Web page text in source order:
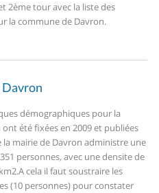
2ème tour avec la liste des
la commune de Davron.
démographiques pour la
été fixées en 2009 et publiées
la mairie de Davron administre une
personnes, avec une densite de
A cela il faut soustraire les
(10 personnes) pour constater